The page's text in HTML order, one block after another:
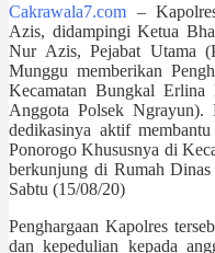
Cakrawala7.com –
Azis, didampingi Ketua
Nur Azis, Pejabat Utama
Munggu memberikan
Kecamatan Bungkal
Anggota Polsek Ngrayun).
dedikasinya aktif
Ponorogo Khususnya di
berkunjung di Rumah
Sabtu (15/08/20)
Penghargaan Kapolres
dan kepedulian kepada